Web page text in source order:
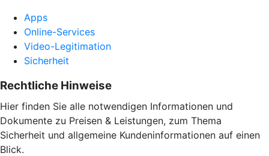
Apps
Online-Services
Video-Legitimation
Sicherheit
Rechtliche Hinweise
Hier finden Sie alle notwendigen Informationen und
Dokumente zu Preisen & Leistungen, zum Thema
Sicherheit und allgemeine Kundeninformationen auf einen
Blick.